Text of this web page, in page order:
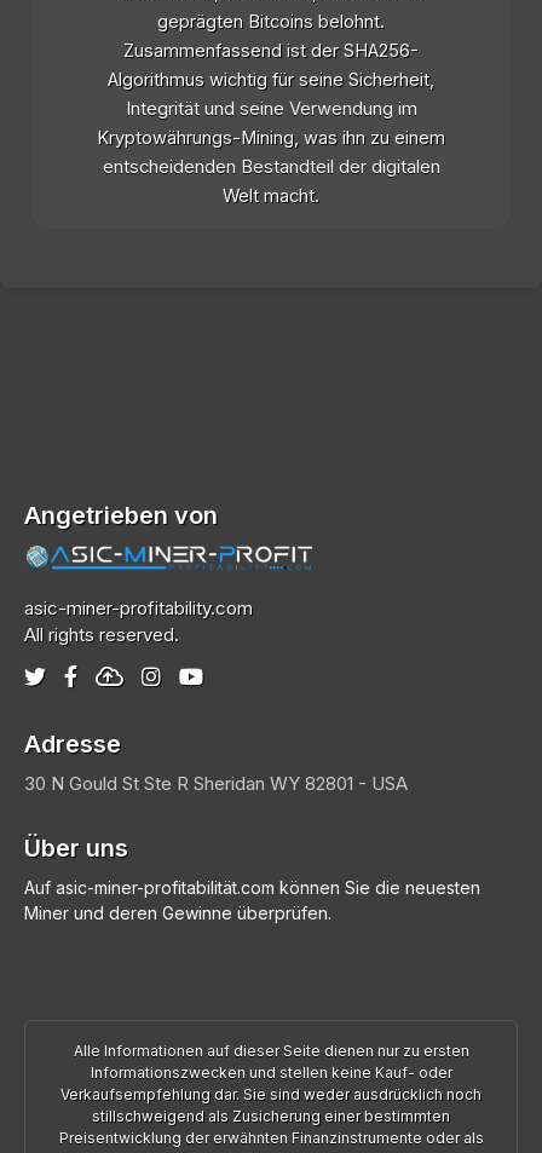
geprägten Bitcoins belohnt.
Zusammenfassend ist der SHA256-
Algorithmus wichtig für seine Sicherheit,
Integrität und seine Verwendung im
Kryptowährungs-Mining, was ihn zu einem
entscheidenden Bestandteil der digitalen
Welt macht.
Angetrieben von
asic-miner-profitability.com
All rights reserved.
Adresse
30 N Gould St Ste R Sheridan WY 82801 - USA
Über uns
Auf asic-miner-profitabilität.com können Sie die neuesten
Miner und deren Gewinne überprüfen.
Alle Informationen auf dieser Seite dienen nur zu ersten
Informationszwecken und stellen keine Kauf- oder
Verkaufsempfehlung dar. Sie sind weder ausdrücklich noch
stillschweigend als Zusicherung einer bestimmten
Preisentwicklung der erwähnten Finanzinstrumente oder als